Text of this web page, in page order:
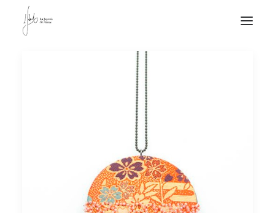
NOTICIAS DE JOYERÍA CONTEMPORÁNEA